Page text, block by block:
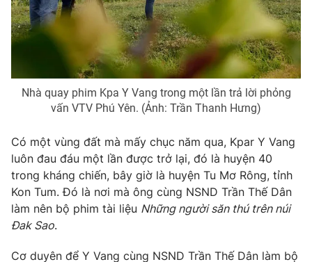
THỜI BÁO VTV
Theo dõi báo trên
Cơ quan chủ quản: Đài Truyền hình Việt Nam
Cơ quan báo chí:Thời báo VTV
Giấy phép hoạt động báo in và báo điện tử số 483/GP-BTTTT
cấp ngày 29/12/2023
Tổng Biên tập:
Vũ Thanh Thủy
Nguyễn Trọng Ninh
Nhà quay phim Kpa Y Vang trong một lần trả lời phỏng
vấn VTV Phú Yên. (Ảnh: Trần Thanh Hưng)
Có một vùng đất mà mấy chục năm qua, Kpar Y Vang
luôn đau đáu một lần được trở lại, đó là huyện 40
trong kháng chiến, bây giờ là huyện Tu Mơ Rông, tỉnh
Kon Tum. Đó là nơi mà ông cùng NSND Trần Thế Dân
làm nên bộ phim tài liệu Những người săn thú trên núi
Đak Sao.
Cơ duyên để Y Vang cùng NSND Trần Thế Dân làm bộ